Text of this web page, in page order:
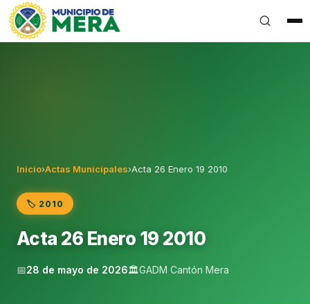
Gobierno Autónomo Descentralizado Municipal del
Inicio›Actas Municipales›Acta 26 Enero 19 2010
🏷️ 2010
Acta 26 Enero 19 2010
📅28 de mayo de 2026🏛️GADM Cantón Mera